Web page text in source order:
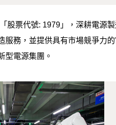
股票代號: 1979」，深耕電源
服務，並提供具有市場競爭力
型電源集團。